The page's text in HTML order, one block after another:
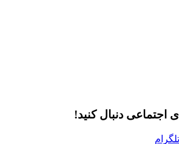
اجتماعی دنبال کنید!
تلگرام